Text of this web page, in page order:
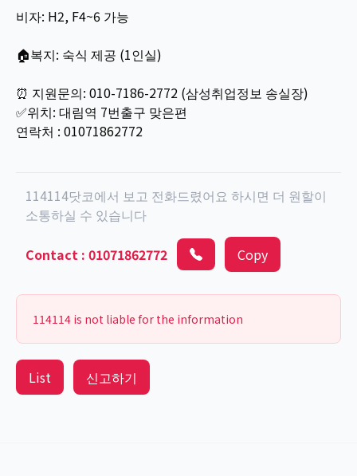
비자: H2, F4~6 가능
🏠복지: 숙식 제공 (1인실)
⏰ 지원문의: 010-7186-2772 (삼성취업정보 송실장)
✅위치: 대림역 7번출구 맞은편
연락처 : 01071862772
114114닷코에서 보고 전화드렸어요 하시면 더 원할이
소통하실 수 있습니다
Contact : 01071862772 Copy
114114 is not liable for the information
List 신고하기